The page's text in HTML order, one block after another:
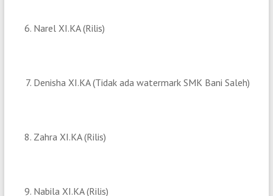
Narel XI.KA (Rilis)
Denisha XI.KA (Tidak ada watermark SMK Bani Saleh)
Zahra XI.KA (Rilis)
Nabila XI.KA (Rilis)